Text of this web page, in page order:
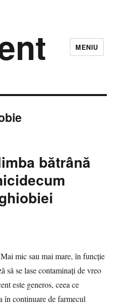
MENIU
bătrână
mic sau mai mare, în funcție
să se lase contaminați de vreo
este generos, ceea ce
în continuare de farmecul